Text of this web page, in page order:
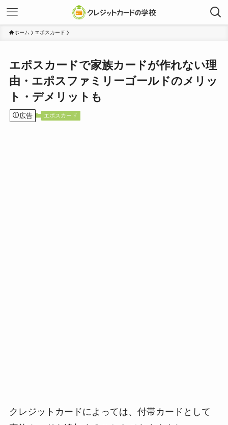
ホーム エポスカード
エポスカードで家族カードが作れない理
由・エポスファミリーゴールドのメリッ
ト・デメリットも
広告 エポスカード
クレジットカードによっては、付帯カードとして